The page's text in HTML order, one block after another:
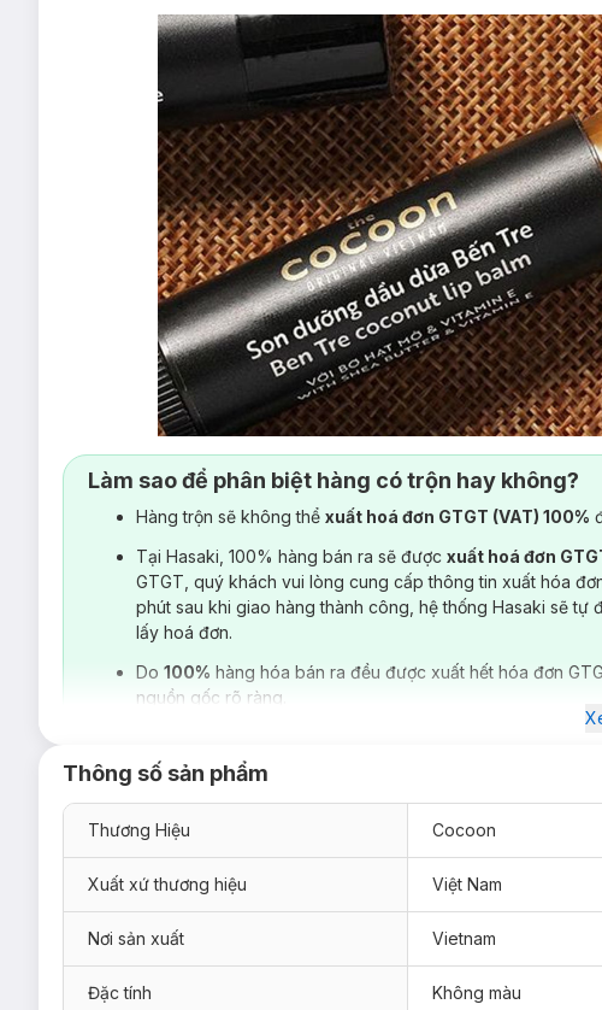
Làm sao để phân biệt hàng có trộn hay không?
Hàng trộn sẽ không thể xuất hoá đơn GTGT (VAT) 100%
Tại Hasaki, 100% hàng bán ra sẽ được xuất hoá đơn
GTGT, quý khách vui lòng cung cấp thông tin xuất hóa
phút sau khi giao hàng thành công, hệ thống Hasaki sẽ
lấy hoá đơn.
Do 100% hàng hóa bán ra đều được xuất hết hóa đơn
nguồn gốc rõ ràng.
Thông số sản phẩm
Thương Hiệu Cocoon
Xuất xứ thương hiệu Việt Nam
Nơi sản xuất Vietnam
Đặc tính Không màu